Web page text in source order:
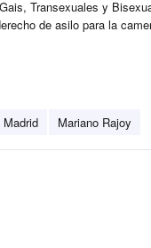
Transexuales y
de asilo para la
Madrid Mariano Rajoy